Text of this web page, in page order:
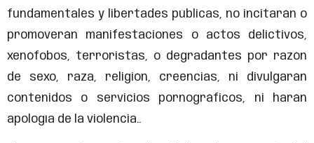
fundamentales y libertades públicas, no incitarán o
promoverán manifestaciones o actos delictivos,
xenófobos, terroristas, o degradantes por razón
de sexo, raza, religión, creencias, ni divulgarán
contenidos o servicios pornográficos, ni harán
apología de la violencia..